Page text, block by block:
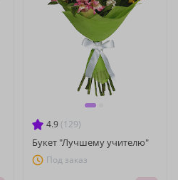
4.9 (129)
Букет "Лучшему учителю"
Под заказ